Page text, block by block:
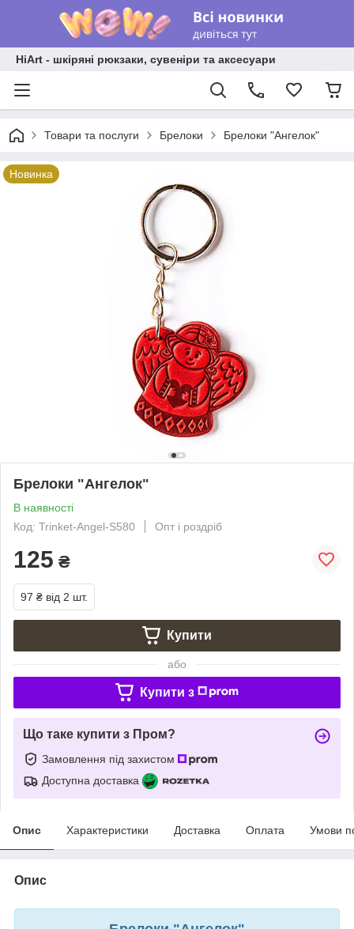
HiArt - шкіряні рюкзаки, сувеніри та аксесуари
Товари та послуги Брелоки Брелоки "Ангелок"
Новинка
Брелоки "Ангелок"
В наявності
Код: Trinket-Angel-S580
Опт і роздріб
125 ₴
97 ₴ від 2 шт.
Купити
або
Купити з
Що таке купити з Пром?
Замовлення під захистом
Доступна доставка
Опис Характеристики Доставка Оплата Умови
Опис